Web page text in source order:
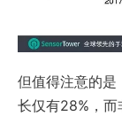
但值得注意的是
长仅有28%，而